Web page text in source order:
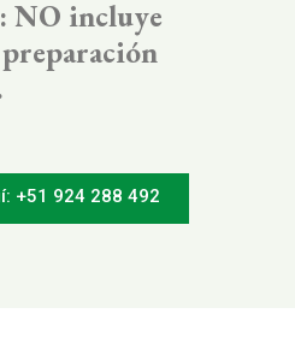
NO incluye
+51 924 288 492